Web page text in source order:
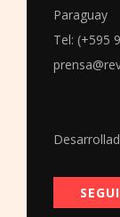
Paraguay
Tel: (+595